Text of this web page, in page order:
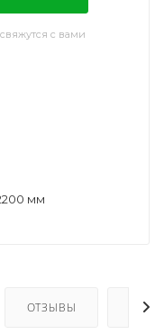
с вами
мм
ОТЗЫВЫ КАК